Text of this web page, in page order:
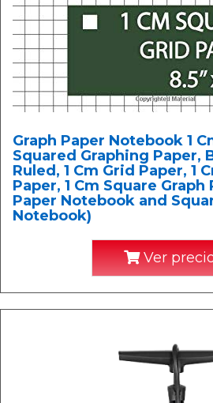
Graph Paper Notebook 1
Squared Graphing Paper,
Ruled, 1 Cm Grid Paper, 1
Paper, 1 Cm Square
Paper Notebook and
Notebook)
Ver